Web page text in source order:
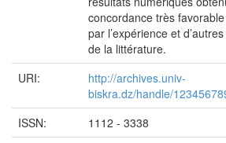
concordance très
par l’expérience et
de la littérature.
URI:
http://archives.univ-
biskra.dz/handle/
ISSN:
1112 - 3338